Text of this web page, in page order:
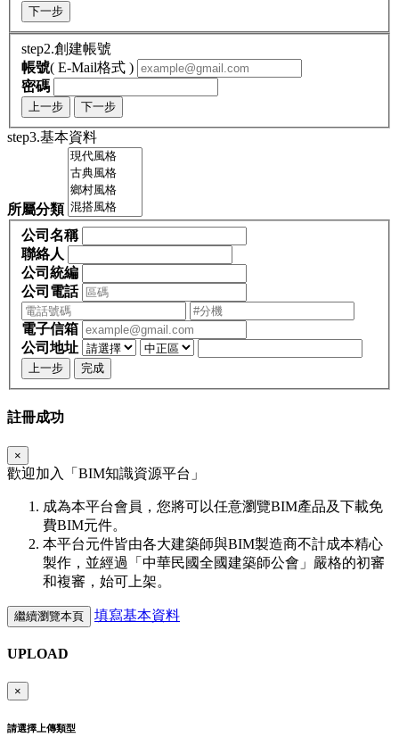
下一步
step2.創建帳號
帳號( E-Mail格式 )
密碼
上一步 下一步
step3.基本資料
所屬分類
公司名稱
聯絡人
公司統編
公司電話
電子信箱
公司地址
上一步 完成
註冊成功
×
歡迎加入「 BIM知識資源平台」
成為本平台會員，您將可以任意瀏覽BIM產品及下載免
費BIM元件。
本平台元件皆由各大建築師與BIM製造商不計成本精心
製作，並經過「中華民國全國建築師公會」嚴格的初審
和複審，始可上架。
繼續瀏覽本頁 填寫基本資料
UPLOAD
×
請選擇上傳類型